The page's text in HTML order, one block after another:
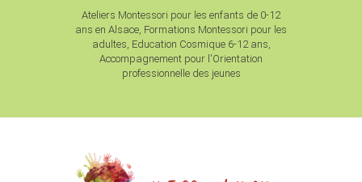
Ateliers Montessori pour les enfants de 0-12
ans en Alsace, Formations Montessori pour les
adultes, Education Cosmique 6-12 ans,
Accompagnement pour l'Orientation
professionnelle des jeunes